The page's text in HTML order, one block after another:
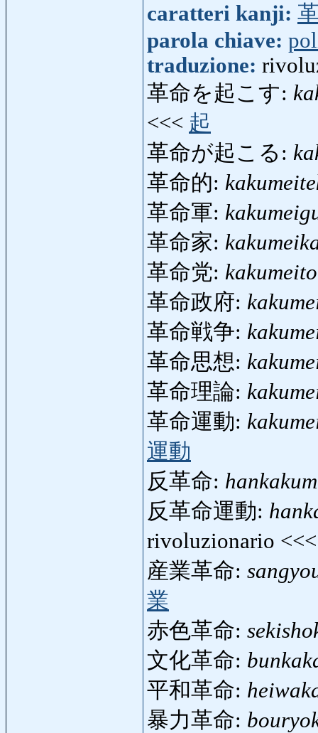
caratteri kanji:
parola chiave:
traduzione:
革命を起こす:
<<< 起
革命が起こる:
革命的:
革命軍:
革命家:
革命党:
革命政府:
革命戦争:
革命思想:
革命理論:
革命運動:
運動
反革命:
反革命運動:
rivoluzionario
産業革命:
業
赤色革命:
文化革命:
平和革命:
暴力革命: